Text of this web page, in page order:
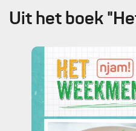
Uit het boek